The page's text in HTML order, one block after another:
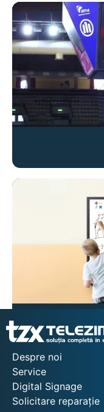
Despre noi
Service
Digital Signage
Solicitare reparație